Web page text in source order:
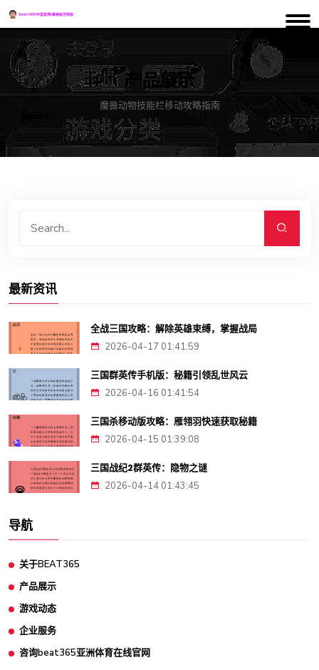
产品展示
魔兽动物技能栏移动攻略指南
最新资讯
全战三国攻略：解除英雄束缚，掌握战局
2026-04-17 01:41:59
三国群英传手机版：秘籍引领乱世风云
2026-04-16 01:41:54
三国杀移动版攻略：雁翎羽快速获取秘籍
2026-04-15 01:39:08
三国战纪2群英传：隐物之谜
2026-04-14 01:43:45
导航
关于BEAT365
产品展示
游戏动态
企业服务
咨询beat365亚洲体育在线官网